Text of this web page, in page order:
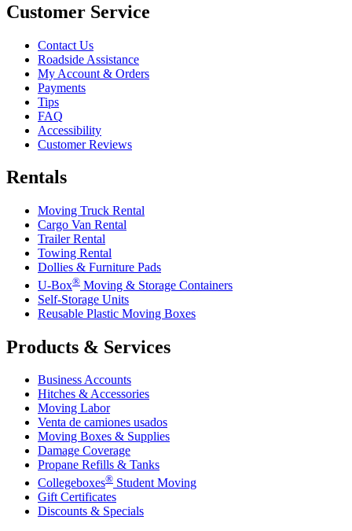
Customer Service
Contact Us
Roadside Assistance
My Account & Orders
Payments
Tips
FAQ
Accessibility
Customer Reviews
Rentals
Moving Truck Rental
Cargo Van Rental
Trailer Rental
Towing Rental
Dollies & Furniture Pads
U-Box® Moving & Storage Containers
Self-Storage Units
Reusable Plastic Moving Boxes
Products & Services
Business Accounts
Hitches & Accessories
Moving Labor
Venta de camiones usados
Moving Boxes & Supplies
Damage Coverage
Propane Refills & Tanks
Collegeboxes® Student Moving
Gift Certificates
Discounts & Specials